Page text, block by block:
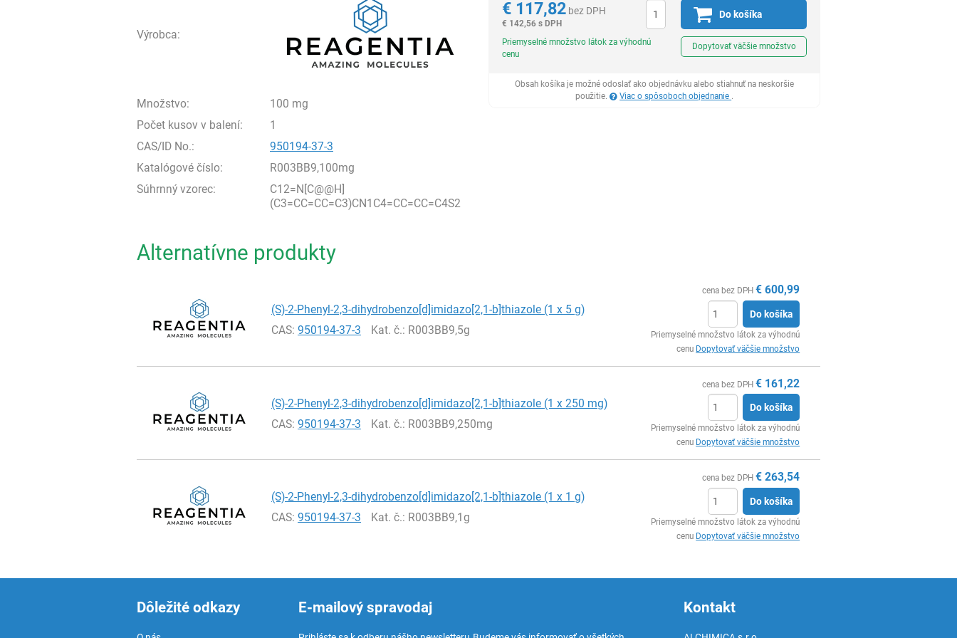
Výrobca:
Množstvo:
100 mg
Počet kusov v balení:
1
CAS/ID No.:
950194-37-3
Katalógové číslo:
R003BB9,100mg
Súhrnný vzorec:
C12=N[C@@H]
(C3=CC=CC=C3)CN1C4=CC=CC=C4S2
€117,82 bez DPH
€ 142,56 s DPH
Ks
Do košíka
Priemyselné množstvo látok za výhodnú
cenu
Dopytovať väčšie množstvo
Obsah košíka je možné odoslať ako objednávku alebo stiahnuť na neskoršie
použitie.
Viac o spôsoboch objednanie .
Alternatívne produkty
(S)-2-Phenyl-2,3-dihydrobenzo[d]imidazo[2,1-b]thiazole (1 x 5 g)
CAS:950194-37-3 Kat. č.: R003BB9,5g
cena bez DPH € 600,99
Do košíka
Priemyselné množstvo látok za výhodnú
cenu Dopytovať väčšie množstvo
(S)-2-Phenyl-2,3-dihydrobenzo[d]imidazo[2,1-b]thiazole (1 x 250 mg)
CAS:950194-37-3 Kat. č.: R003BB9,250mg
cena bez DPH € 161,22
Do košíka
Priemyselné množstvo látok za výhodnú
cenu Dopytovať väčšie množstvo
(S)-2-Phenyl-2,3-dihydrobenzo[d]imidazo[2,1-b]thiazole (1 x 1 g)
CAS:950194-37-3 Kat. č.: R003BB9,1g
cena bez DPH € 263,54
Do košíka
Priemyselné množstvo látok za výhodnú
cenu Dopytovať väčšie množstvo
Dôležité odkazy E-mailový spravodaj Kontakt